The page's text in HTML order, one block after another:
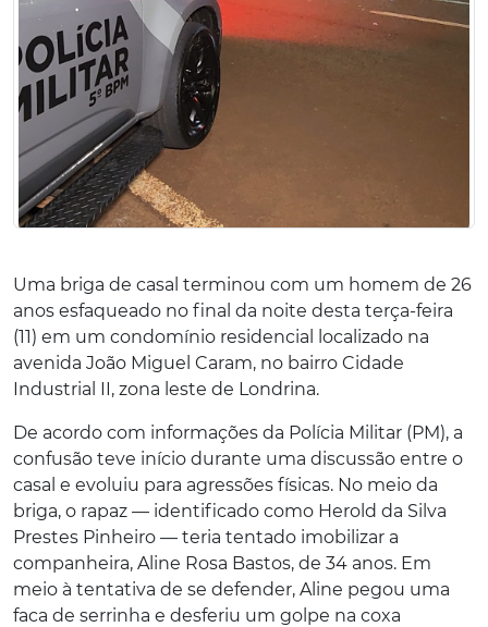
Uma briga de casal terminou com um homem de 26
anos esfaqueado no final da noite desta terça-feira
(11) em um condomínio residencial localizado na
avenida João Miguel Caram, no bairro Cidade
Industrial II, zona leste de Londrina.
De acordo com informações da Polícia Militar (PM), a
confusão teve início durante uma discussão entre o
casal e evoluiu para agressões físicas. No meio da
briga, o rapaz — identificado como Herold da Silva
Prestes Pinheiro — teria tentado imobilizar a
companheira, Aline Rosa Bastos, de 34 anos. Em
meio à tentativa de se defender, Aline pegou uma
faca de serrinha e desferiu um golpe na coxa